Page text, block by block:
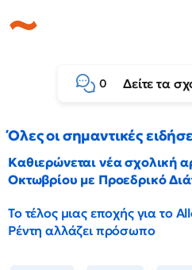
0 Δείτε τα
Όλες οι σημαντικές
Καθιερώνεται νέα σχολική
Οκτωβρίου με Προεδρικό
Το τέλος μιας εποχής για το
Ρέντη αλλάζει πρόσωπο